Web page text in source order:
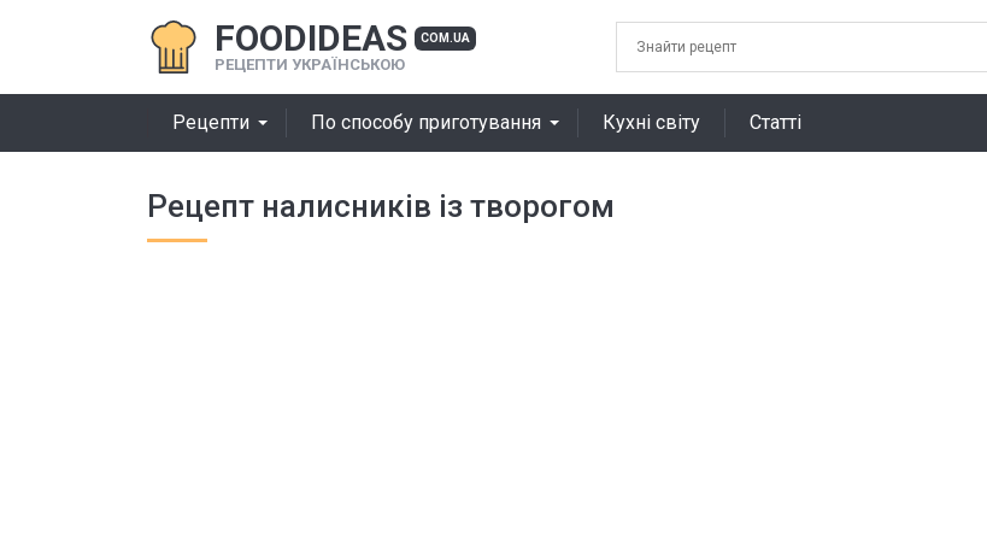
FOODIDEAS COM.UA
РЕЦЕПТИ УКРАЇНСЬКОЮ
Рецепти По способу приготування Кухні світу Статті
Рецепт налисників із творогом